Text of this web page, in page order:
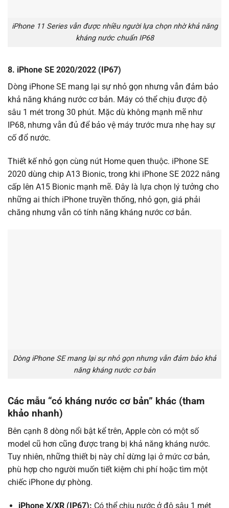
iPhone 11 Series vẫn được nhiều người lựa chọn nhờ khả năng
kháng nước chuẩn IP68
8. iPhone SE 2020/2022 (IP67)
Dòng iPhone SE mang lại sự nhỏ gọn nhưng vẫn đảm bảo
khả năng kháng nước cơ bản. Máy có thể chịu được độ
sâu 1 mét trong 30 phút. Mặc dù không mạnh mẽ như
IP68, nhưng vẫn đủ để bảo vệ máy trước mưa nhẹ hay sự
cố đổ nước.
Thiết kế nhỏ gọn cùng nút Home quen thuộc. iPhone SE
2020 dùng chip A13 Bionic, trong khi iPhone SE 2022 nâng
cấp lên A15 Bionic mạnh mẽ. Đây là lựa chọn lý tưởng cho
những ai thích iPhone truyền thống, nhỏ gọn, giá phải
chăng nhưng vẫn có tính năng kháng nước cơ bản.
Dòng iPhone SE mang lại sự nhỏ gọn nhưng vẫn đảm bảo khả
năng kháng nước cơ bản
Các mẫu “có kháng nước cơ bản” khác (tham
khảo nhanh)
Bên cạnh 8 dòng nổi bật kể trên, Apple còn có một số
model cũ hơn cũng được trang bị khả năng kháng nước.
Tuy nhiên, những thiết bị này chỉ dừng lại ở mức cơ bản,
phù hợp cho người muốn tiết kiệm chi phí hoặc tìm một
chiếc iPhone dự phòng.
iPhone X/XR (IP67): Có thể chịu nước ở độ sâu 1 mét